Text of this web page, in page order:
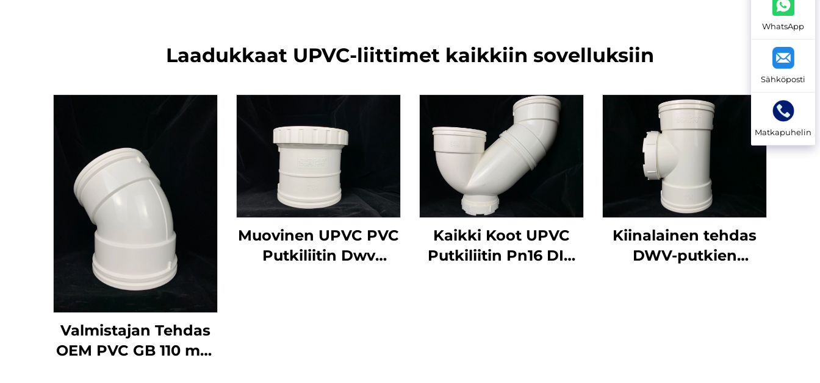
Laadukkaat UPVC-liittimet kaikkiin sovelluksiin
Valmistajan Tehdas
OEM PVC GB 110 mm
Muovinen UPVC PVC
Putkiliitin Dwv
Kaikki Koot UPVC
Putkiliitin Pn16 DIN
Kiinalainen tehdas
DWV-putkien
WhatsApp
Sähköposti
Matkapuhelin